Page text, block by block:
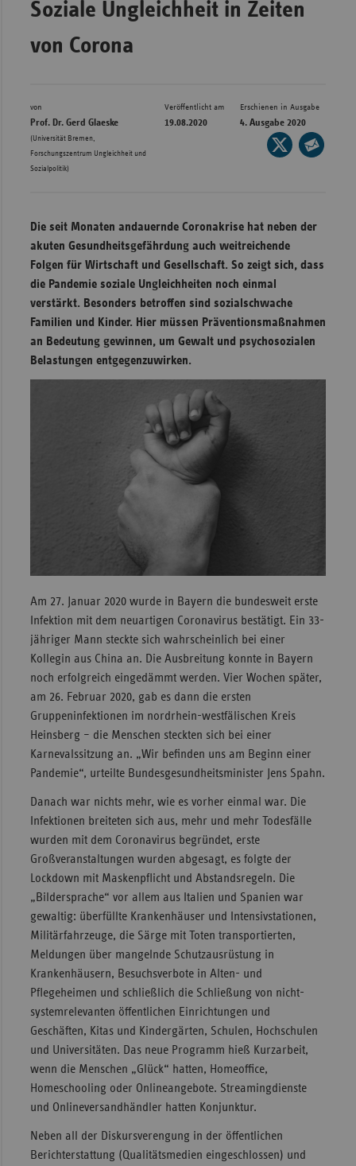
Hessen
Soziale Ungleichheit in Zeiten
von Corona
von
Prof. Dr. Gerd Glaeske
(Universität Bremen,
Forschungszentrum Ungleichheit und
Sozialpolitik)
Veröffentlicht am
19.08.2020
Erschienen in Ausgabe
4. Ausgabe 2020
Seite
auf
Mail
Die seit Monaten andauernde Coronakrise hat neben der
akuten Gesundheitsgefährdung auch weitreichende
Folgen für Wirtschaft und Gesellschaft. So zeigt sich, dass
die Pandemie soziale Ungleichheiten noch einmal
verstärkt. Besonders betroffen sind sozialschwache
Familien und Kinder. Hier müssen Präventionsmaßnahmen
an Bedeutung gewinnen, um Gewalt und psychosozialen
Belastungen entgegenzuwirken.
Am 27. Januar 2020 wurde in Bayern die bundesweit erste
Infektion mit dem neuartigen Coronavirus bestätigt. Ein 33-
jähriger Mann steckte sich wahrscheinlich bei einer
Kollegin aus China an. Die Ausbreitung konnte in Bayern
noch erfolgreich eingedämmt werden. Vier Wochen später,
am 26. Februar 2020, gab es dann die ersten
Gruppeninfektionen im nordrhein-westfälischen Kreis
Heinsberg – die Menschen steckten sich bei einer
Karnevalssitzung an. „Wir befinden uns am Beginn einer
Pandemie“, urteilte Bundesgesundheitsminister Jens Spahn.
Danach war nichts mehr, wie es vorher einmal war. Die
Infektionen breiteten sich aus, mehr und mehr Todesfälle
wurden mit dem Coronavirus begründet, erste
Großveranstaltungen wurden abgesagt, es folgte der
Lockdown mit Maskenpflicht und Abstandsregeln. Die
„Bildersprache“ vor allem aus Italien und Spanien war
gewaltig: überfüllte Krankenhäuser und Intensivstationen,
Militärfahrzeuge, die Särge mit Toten transportierten,
Meldungen über mangelnde Schutzausrüstung in
Krankenhäusern, Besuchsverbote in Alten- und
Pflegeheimen und schließlich die Schließung von nicht-
systemrelevanten öffentlichen Einrichtungen und
Geschäften, Kitas und Kindergärten, Schulen, Hochschulen
und Universitäten. Das neue Programm hieß Kurzarbeit,
wenn die Menschen „Glück“ hatten, Homeoffice,
Homeschooling oder Onlineangebote. Streamingdienste
und Onlineversandhändler hatten Konjunktur.
Neben all der Diskursverengung in der öffentlichen
Berichterstattung (Qualitätsmedien eingeschlossen) und